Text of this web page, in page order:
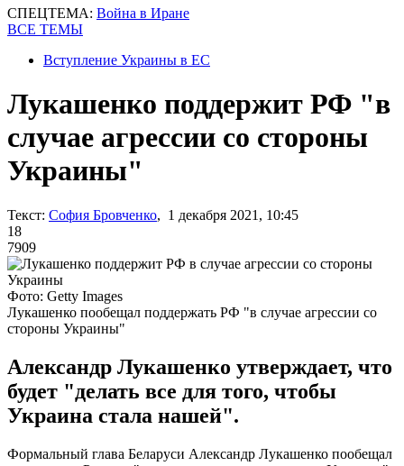
СПЕЦТЕМА: Война в Иране
ВСЕ ТЕМЫ
Вступление Украины в ЕС
Лукашенко поддержит РФ "в
случае агрессии со стороны
Украины"
Текст: София Бровченко, 1 декабря 2021, 10:45
18
7909
Фото: Getty Images
Лукашенко пообещал поддержать РФ "в случае агрессии со
стороны Украины"
Александр Лукашенко утверждает, что
будет "делать все для того, чтобы
Украина стала нашей".
Формальный глава Беларуси Александр Лукашенко пообещал